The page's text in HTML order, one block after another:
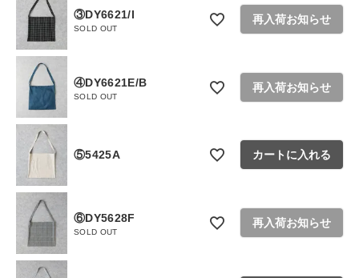
③DY6621/I
SOLD OUT
再入荷お知らせ
④DY6621E/B
SOLD OUT
再入荷お知らせ
⑤5425A カートに入れる
⑥DY5628F
SOLD OUT
再入荷お知らせ